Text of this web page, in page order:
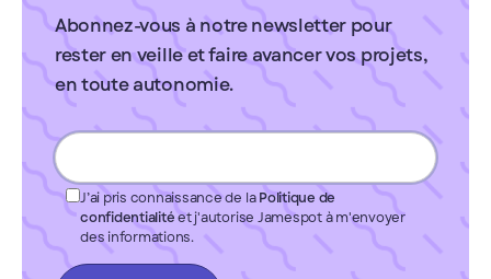
Abonnez-vous à notre newsletter pour
rester en veille et faire avancer vos projets,
en toute autonomie.
J’ai pris connaissance de laPolitique de
confidentialitéet j'autorise Jamespot à m'envoyer
des informations.